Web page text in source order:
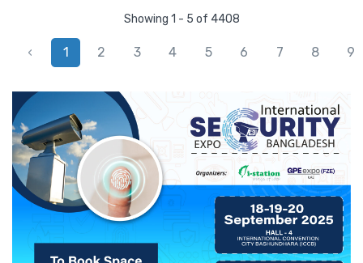
Showing 1 - 5 of 4408
‹ 1 2 3 4 5 6 7 8 9